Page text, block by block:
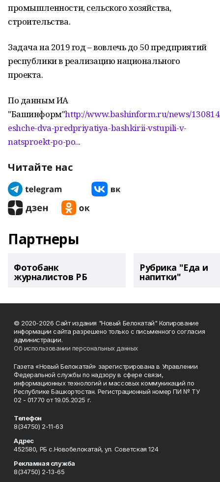
промышленности, сельского хозяйства,
строительства.
Задача на 2019 год – вовлечь до 50 предприятий
республики в реализацию национального
проекта.
По данным ИА
"Башинформ"http://www.bashinform.ru/news/
eshche-dva-predpriyatiya-bashkirii-vstupili-v-
natsproekt-po-po...
Читайте нас
Партнеры
Фотобанк
журналистов РБ
Рубрика "Еда и
напитки"
© 2020-2026 Сайт издания "Новый Белокатай" Копирование
информации сайта разрешено только с письменного согласия
администрации.
Об использовании персональных данных
Газета «Новый Белокатай» зарегистрирована в Управлении
Федеральной службы по надзору в сфере связи,
информационных технологий и массовых коммуникаций по
Республике Башкортостан. Регистрационный номер ПИ № ТУ
02 - 01770 от 19.05.2025 г.
Телефон
8(34750) 2-11-63
Адрес
452580, РБ с.Новобелокатай, ул. Советская 124
Рекламная служба
8(34750) 2-13-65